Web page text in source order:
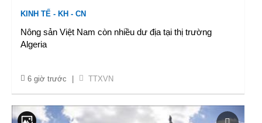
KINH TẾ - KH - CN
Nông sản Việt Nam còn nhiều dư địa tại thị trường
Algeria
6 giờ trước TTXVN